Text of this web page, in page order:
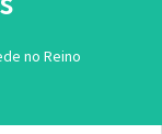
no Reino